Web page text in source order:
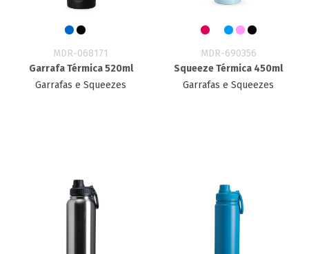
MDR-068171
Garrafa Térmica 520ml
Garrafas e Squeezes
MDR-690356
Squeeze Térmica 450ml
Garrafas e Squeezes